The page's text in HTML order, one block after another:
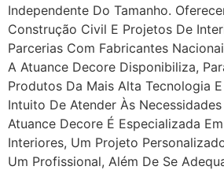
Independente Do Tamanho.
Construção Civil E Projetos De
Parcerias Com Fabricantes
A Atuance Decore Disponibiliza,
Produtos Da Mais Alta Tecnologia
Intuito De Atender Às
Atuance Decore É Especializada
Interiores, Um Projeto
Um Profissional, Além De Se